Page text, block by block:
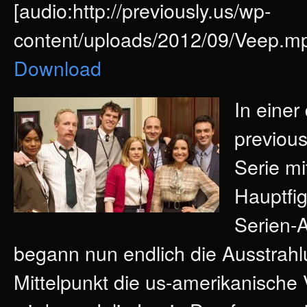
[audio:http://previously.us/wp-
content/uploads/2012/09/
Download
In
Serie
Serien-
begann nun endlich die
Mittelpunkt die us-